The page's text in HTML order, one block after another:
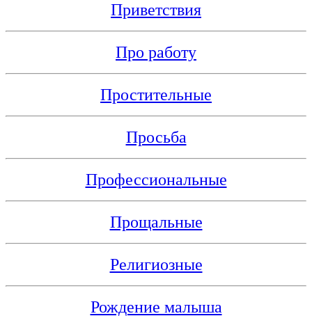
Приветствия
Про работу
Простительные
Просьба
Профессиональные
Прощальные
Религиозные
Рождение малыша